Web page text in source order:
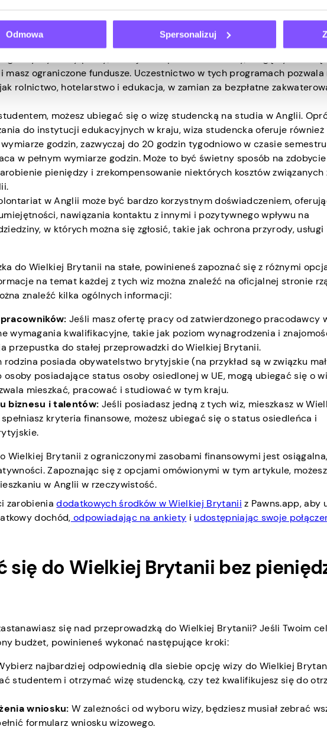
Odmowa Spersonalizuj
przygodą, ale może być też kosztowna. Możesz chcieć poznać
budżetem. Na szczęście istnieje kilka sposobów na
z nich, jeśli szukasz tymczasowej przeprowadzki:
masz ograniczone fundusze. Uczestnictwo w tych programach
rolnictwo, hotelarstwo i edukacja, w zamian za bezpłatne
możesz ubiegać się o wizę studencką na studia w Anglii.
do instytucji edukacyjnych w kraju, wiza studencka oferuje również
godzin, zazwyczaj do 20 godzin tygodniowo w czasie
w pełnym wymiarze godzin. Może to być świetny sposób na
pieniędzy i zrekompensowanie niektórych kosztów związanych
w Anglii może być bardzo korzystnym doświadczeniem,
nawiązania kontaktu z innymi i pozytywnego wpływu na
w których można się zgłosić, takie jak ochrona przyrody, usługi
do Wielkiej Brytanii na stałe, powinieneś zapoznać się z różnymi
na temat każdej z tych wiz można znaleźć na oficjalnej stronie
znaleźć kilka ogólnych informacji:
Jeśli masz ofertę pracy od zatwierdzonego pracodawcy
wymagania kwalifikacyjne, takie jak poziom wynagrodzenia i
przepustka do stałej przeprowadzki do Wielkiej Brytanii.
rodzina posiada obywatelstwo brytyjskie (na przykład są w związku
posiadające status osoby osiedlonej w UE, mogą ubiegać się o
mieszkać, pracować i studiować w tym kraju.
biznesu i talentów: Jeśli posiadasz jedną z tych wiz, mieszkasz w
kryteria finansowe, możesz ubiegać się o status osiedleńca i
Wielkiej Brytanii z ograniczonymi zasobami finansowymi jest
Zapoznając się z opcjami omówionymi w tym artykule, możesz
w Anglii w rzeczywistość.
zarobieniadodatkowych środków w Wielkiej Brytanii z Pawns.app, aby
dochód, odpowiadając na ankiety i udostępniając swoje
się do Wielkiej Brytanii bez
się nad przeprowadzką do Wielkiej Brytanii? Jeśli Twoim
budżet, powinieneś wykonać następujące kroki:
najbardziej odpowiednią dla siebie opcję wizy do Wielkiej
studentem i otrzymać wizę studencką, czy też kwalifikujesz się do
wniosku:W zależności od wyboru wizy, będziesz musiał zebrać
formularz wniosku wizowego.